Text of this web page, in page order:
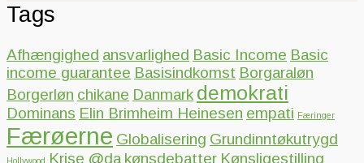
Tags
Afhængighed ansvarlighed Basic Income Basic
income guarantee Basisindkomst Borgaraløn
Borgerløn chikane Danmark demokrati
Dominans Elin Brimheim Heinesen empati Færinger
Færøerne Globalisering Grundinntøkutrygd
Hollywood Krise @da kønsdebatter Kønsligestilling